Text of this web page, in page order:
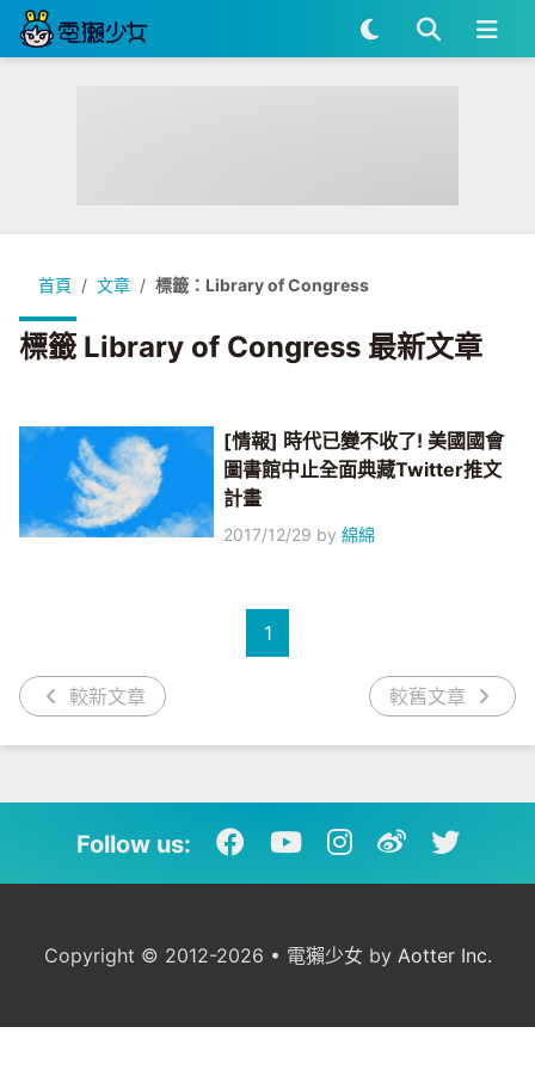
首頁 文章 標籤：Library of Congress
標籤 Library of Congress 最新文章
[情報] 時代已變不收了! 美國國會
圖書館中止全面典藏Twitter推文
計畫
2017/12/29 by綿綿
較新文章
1
較舊文章
Follow us:
Copyright © 2012-2026 • 電獺少女 by Aotter Inc.